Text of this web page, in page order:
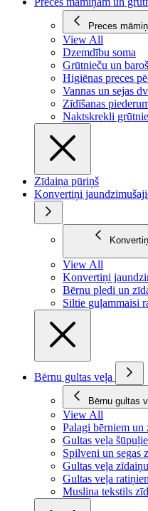
Preces
View All
Dzemdību soma
Grūtnieču un
Higiēnas preces
Vannas un sejas
Zīdīšanas
Naktskrekli
Zīdaiņa pūriņš
Konvertiņi
View All
Konvertiņi
Bērnu pledi un
Siltie guļammaisi
Bērnu gultas veļa
Bērnu gultas
View All
Palagi bērniem un
Gultas veļa
Spilveni un segas
Gultas veļa
Gultas veļa
Muslina tekstils